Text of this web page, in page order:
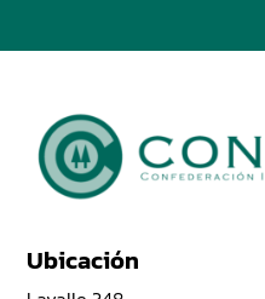
Ubicación